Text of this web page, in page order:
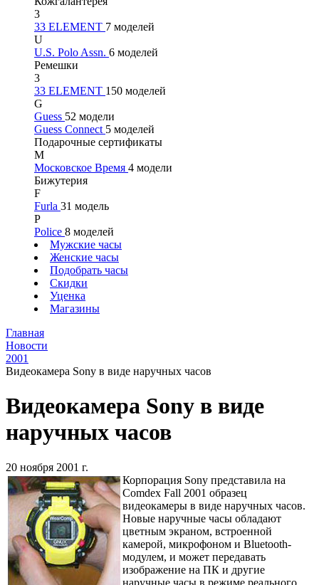
3
33 ELEMENT 7 моделей
U
U.S. Polo Assn. 6 моделей
Ремешки
3
33 ELEMENT 150 моделей
G
Guess 52 модели
Guess Connect 5 моделей
Подарочные сертификаты
М
Московское Время 4 модели
Бижутерия
F
Furla 31 модель
P
Police 8 моделей
Мужские часы
Женские часы
Подобрать часы
Скидки
Уценка
Магазины
Главная
Новости
2001
Видеокамера Sony в виде наручных часов
Видеокамера Sony в виде
наручных часов
20 ноября 2001 г.
Корпорация Sony представила на
Comdex Fall 2001 образец
видеокамеры в виде наручных часов.
Новые наручные часы обладают
цветным экраном, встроенной
камерой, микрофоном и Bluetooth-
модулем, и может передавать
изображение на ПК и другие
наручные часы в режиме реального